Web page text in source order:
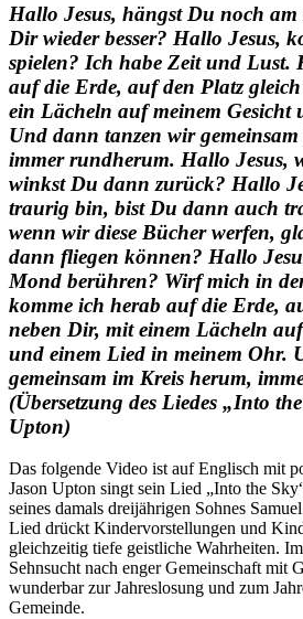
Hallo Jesus, hängst Du noch am
Dir wieder besser? Hallo Jesus,
spielen? Ich habe Zeit und Lust.
auf die Erde, auf den Platz
ein Lächeln auf meinem Gesicht
Und dann tanzen wir
immer rundherum. Hallo Jesus,
winkst Du dann zurück? Hallo
traurig bin, bist Du dann auch
wenn wir diese Bücher werfen,
dann fliegen können? Hallo
Mond berühren? Wirf mich in
komme ich herab auf die Erde,
neben Dir, mit einem Lächeln
und einem Lied in meinem Ohr.
gemeinsam im Kreis herum,
(Übersetzung des Liedes „Into
Upton)
Das folgende Video ist auf Englisch mit
Jason Upton singt sein Lied „Into the
seines damals dreijährigen Sohnes
Lied drückt Kindervorstellungen und
gleichzeitig tiefe geistliche Wahrheiten.
Sehnsucht nach enger Gemeinschaft mit
wunderbar zur Jahreslosung und zum
Gemeinde.